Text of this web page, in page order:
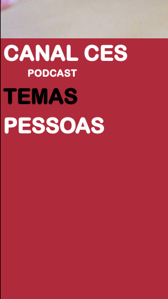
CANAL CES
PODCAST
TEMAS
PESSOAS